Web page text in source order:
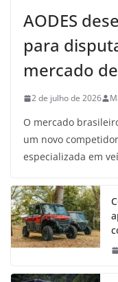
AODES
para
mercado
2 de julho de 2026
O mercado
um novo
especializada em